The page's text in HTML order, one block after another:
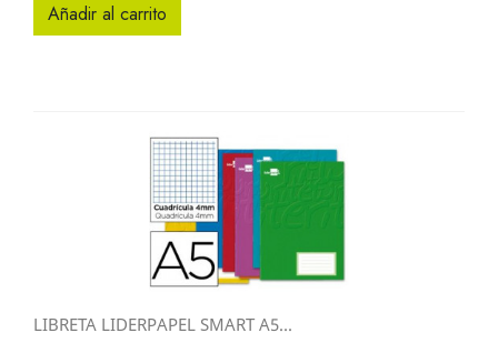
Añadir al carrito
LIBRETA LIDERPAPEL SMART A5...